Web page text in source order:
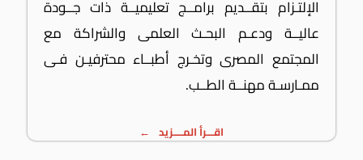
الإلتـزام بتقــديم برامــج تعليميــة ذات جــودة
عاليــة ودعـم البحـث العلمى والشراكة مع
المجتمع المصرى وتخـرج أطبــاء محترفيـن فـى
ممـارسـة مهنــة الطــب.
اقـــرأ المــــزيد